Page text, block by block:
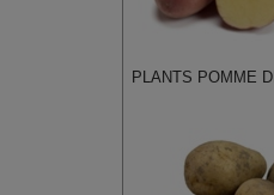
PLANTS POMME